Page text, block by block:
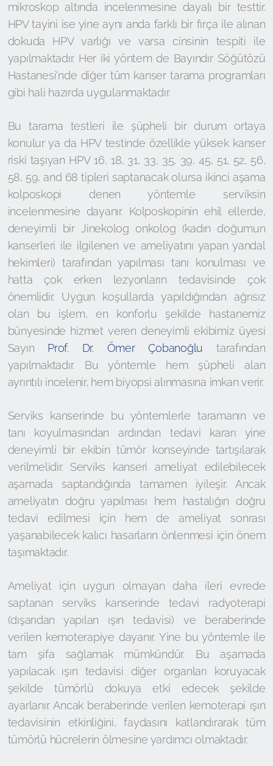
mikroskop altında incelenmesine dayalı bir testtir.
HPV tayini ise yine aynı anda farklı bir fırça ile alınan
dokuda HPV varlığı ve varsa cinsinin tespiti ile
yapılmaktadır. Her iki yöntem de Bayındır Söğütözü
Hastanesi'nde diğer tüm kanser tarama programları
gibi hali hazırda uygulanmaktadır.
Bu tarama testleri ile şüpheli bir durum ortaya
konulur ya da HPV testinde özellikle yüksek kanser
riski taşıyan HPV 16, 18, 31, 33, 35, 39, 45, 51, 52, 56,
58, 59, and 68 tipleri saptanacak olursa ikinci aşama
kolposkopi denen yöntemle serviksin
incelenmesine dayanır. Kolposkopinin ehil ellerde,
deneyimli bir Jinekolog onkolog (kadın doğumun
kanserleri ile ilgilenen ve ameliyatını yapan yandal
hekimleri) tarafından yapılması tanı konulması ve
hatta çok erken lezyonların tedavisinde çok
önemlidir. Uygun koşullarda yapıldığından ağrısız
olan bu işlem, en konforlu şekilde hastanemiz
bünyesinde hizmet veren deneyimli ekibimiz üyesi
Sayın Prof. Dr. Ömer Çobanoğlu tarafından
yapılmaktadır. Bu yöntemle hem şüpheli alan
ayrıntılı incelenir, hem biyopsi alınmasına imkan verir.
Serviks kanserinde bu yöntemlerle taramanın ve
tanı koyulmasından ardından tedavi kararı yine
deneyimli bir ekibin tümör konseyinde tartışılarak
verilmelidir. Serviks kanseri ameliyat edilebilecek
aşamada saptandığında tamamen iyileşir. Ancak
ameliyatın doğru yapılması hem hastalığın doğru
tedavi edilmesi için hem de ameliyat sonrası
yaşanabilecek kalıcı hasarların önlenmesi için önem
taşımaktadır.
Ameliyat için uygun olmayan daha ileri evrede
saptanan serviks kanserinde tedavi radyoterapi
(dışarıdan yapılan ışın tedavisi) ve beraberinde
verilen kemoterapiye dayanır. Yine bu yöntemle ile
tam şifa sağlamak mümkündür. Bu aşamada
yapılacak ışın tedavisi diğer organları koruyacak
şekilde tümörlü dokuya etki edecek şekilde
ayarlanır. Ancak beraberinde verilen kemoterapi ışın
tedavisinin etkinliğini, faydasını katlandırarak tüm
tümörlü hücrelerin ölmesine yardımcı olmaktadır.